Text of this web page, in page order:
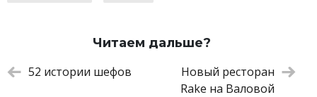
Лепешка роти, креветки, авокадо
Читаем дальше?
52 истории шефов
Новый ресторан
Rake на Валовой